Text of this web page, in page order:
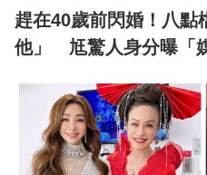
趕在40歲前閃婚！八點
他」 尪驚人身分曝「